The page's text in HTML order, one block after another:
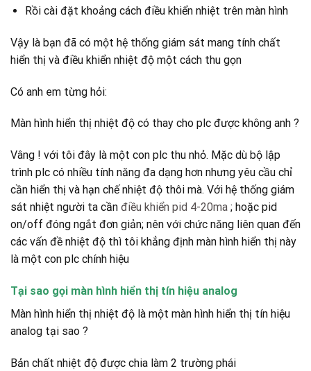
Rồi cài đặt khoảng cách điều khiển nhiệt trên màn hình
Vậy là bạn đã có một hệ thống giám sát mang tính chất
hiển thị và điều khiển nhiệt độ một cách thu gọn
Có anh em từng hỏi:
Màn hình hiển thị nhiệt độ có thay cho plc được không anh ?
Vâng ! với tôi đây là một con plc thu nhỏ. Mặc dù bộ lập
trình plc có nhiều tính năng đa dạng hơn nhưng yêu cầu chỉ
cần hiển thị và hạn chế nhiệt độ thôi mà. Với hệ thống giám
sát nhiệt người ta cần điều khiển pid 4-20ma ; hoặc pid
on/off đóng ngắt đơn giản; nên với chức năng liên quan đến
các vấn đề nhiệt độ thì tôi khẳng định màn hình hiển thị này
là một con plc chính hiệu
Tại sao gọi màn hình hiển thị tín hiệu analog
Màn hình hiển thị nhiệt độ là một màn hình hiển thị tín hiệu
analog tại sao ?
Bản chất nhiệt độ được chia làm 2 trường phái